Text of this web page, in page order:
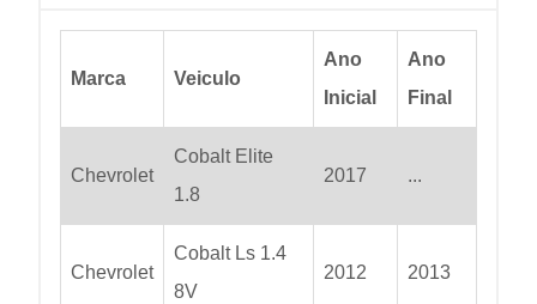
Marca Veiculo
Ano
Inicial
Ano
Final
Chevrolet
Cobalt Elite
1.8
2017 ...
Chevrolet
Cobalt Ls 1.4
8V
2012 2013